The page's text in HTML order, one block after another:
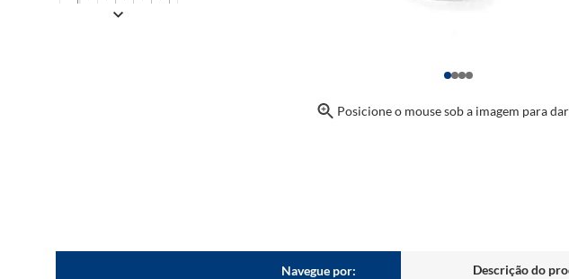
Posicione o mouse sob a imagem para
Navegue por: Descrição do